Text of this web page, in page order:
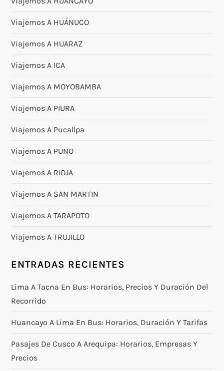
Viajemos A HUÁNUCO
Viajemos A HUARAZ
Viajemos A ICA
Viajemos A MOYOBAMBA
Viajemos A PIURA
Viajemos A Pucallpa
Viajemos A PUNO
Viajemos A RIOJA
Viajemos A SAN MARTIN
Viajemos A TARAPOTO
Viajemos A TRUJILLO
ENTRADAS RECIENTES
Lima A Tacna En Bus: Horarios, Precios Y Duración Del
Recorrido
Huancayo A Lima En Bus: Horarios, Duración Y Tarifas
Pasajes De Cusco A Arequipa: Horarios, Empresas Y
Precios